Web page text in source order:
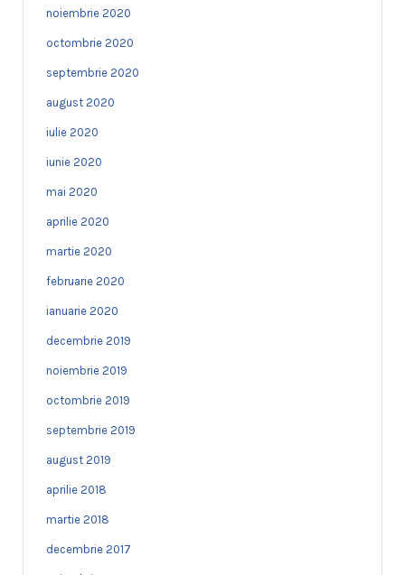
noiembrie 2020
octombrie 2020
septembrie 2020
august 2020
iulie 2020
iunie 2020
mai 2020
aprilie 2020
martie 2020
februarie 2020
ianuarie 2020
decembrie 2019
noiembrie 2019
octombrie 2019
septembrie 2019
august 2019
aprilie 2018
martie 2018
decembrie 2017